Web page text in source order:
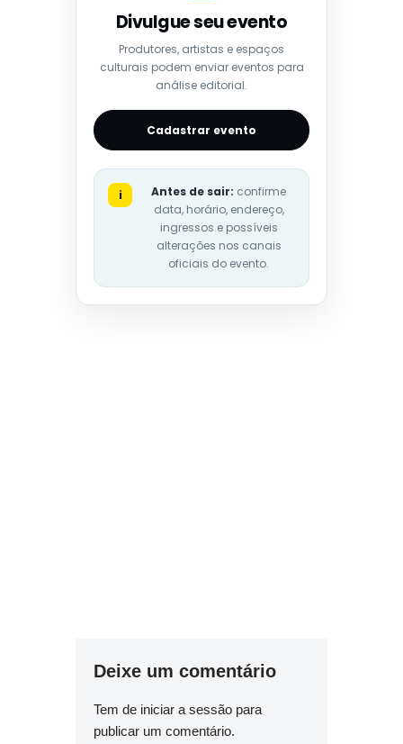
Divulgue seu evento
Produtores, artistas e espaços
culturais podem enviar eventos para
análise editorial.
Cadastrar evento
i Antes de sair: confirme
data, horário, endereço,
ingressos e possíveis
alterações nos canais
oficiais do evento.
Deixe um comentário
Tem de iniciar a sessão para
publicar um comentário.